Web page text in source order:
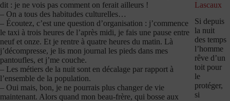
dit : je ne vois pas comment on ferait ailleurs !
– On a tous des habitudes culturelles…
– Écoutez, c’est une question d’organisation : j’commence
le taxi à trois heures de l’après midi, je fais une pause entre
neuf et onze. Et je rentre à quatre heures du matin. Là
j’décompresse, je lis mon journal les pieds dans mes
pantoufles, et j’me couche.
– Les métiers de la nuit sont en décalage par rapport à
l’ensemble de la population.
– Oui mais, bon, je ne pourrais plus changer de vie
maintenant. Alors quand mon beau-frère, qui bosse aux
Lascaux
Si depuis
la nuit
des temps
l’homme
rêve d’un
toit pour
le
protéger,
si